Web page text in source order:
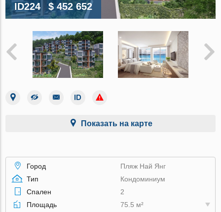
ID224 $ 452 652
Показать на карте
Город
Пляж Най Янг
Тип
Кондоминиум
Спален
2
Площадь
75.5 м²